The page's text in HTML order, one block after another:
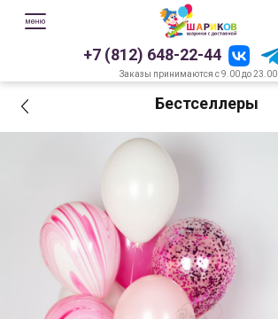
+7 (812) 648-22-44
Заказы принимаются с 9.00 до 23.00
Бестселлеры